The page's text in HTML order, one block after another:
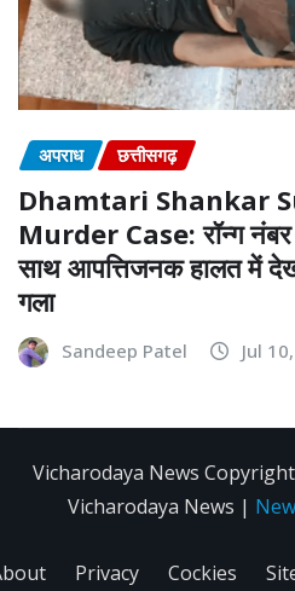
अपराध छत्तीसगढ़
Dhamtari Shankar
Murder Case: रॉन्ग
साथ आपत्तिजनक हालत में
गला
Sandeep Patel Jul
Vicharodaya News
Vicharodaya News |
Privacy Cockies